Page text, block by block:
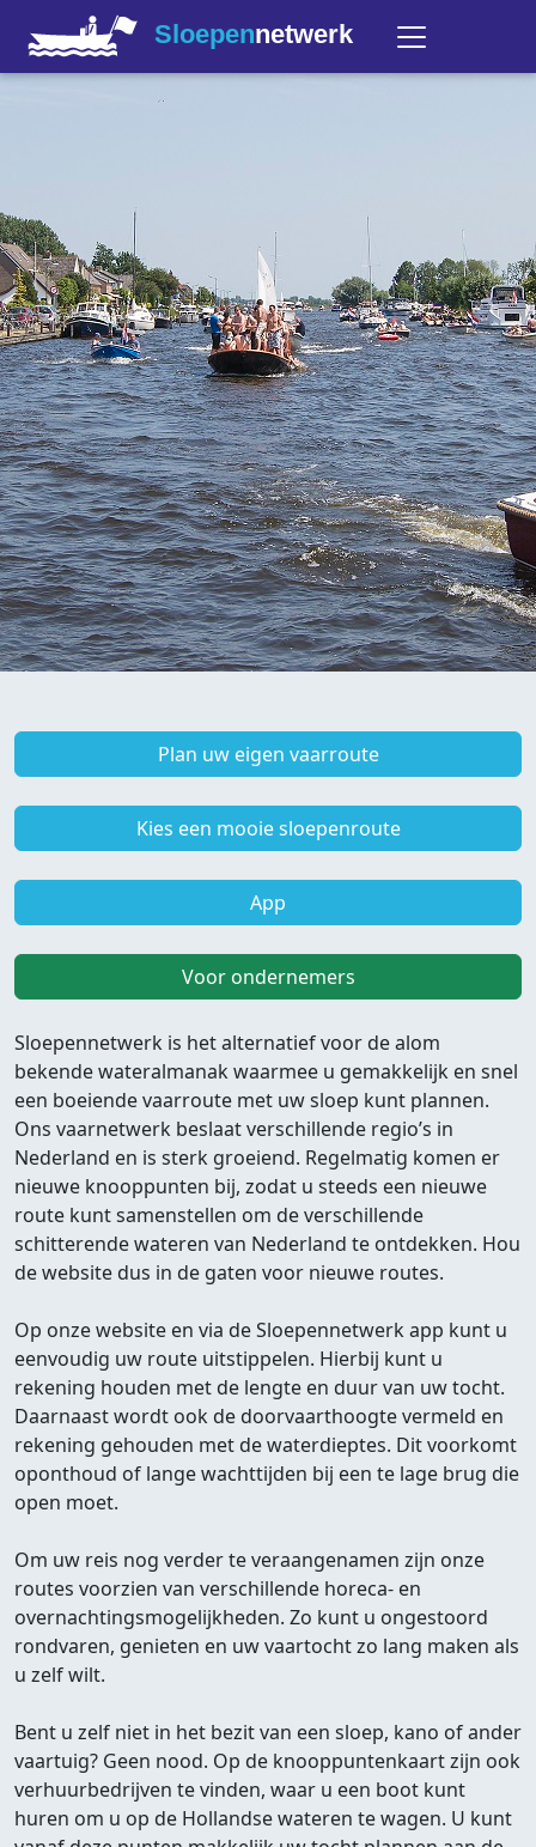
Sloepennetwerk
Plan uw eigen vaarroute
Kies een mooie sloepenroute
App
Voor ondernemers
Sloepennetwerk is het alternatief voor de alom
bekende wateralmanak waarmee u gemakkelijk en snel
een boeiende vaarroute met uw sloep kunt plannen.
Ons vaarnetwerk beslaat verschillende regio’s in
Nederland en is sterk groeiend. Regelmatig komen er
nieuwe knooppunten bij, zodat u steeds een nieuwe
route kunt samenstellen om de verschillende
schitterende wateren van Nederland te ontdekken. Hou
de website dus in de gaten voor nieuwe routes.
Op onze website en via de Sloepennetwerk app kunt u
eenvoudig uw route uitstippelen. Hierbij kunt u
rekening houden met de lengte en duur van uw tocht.
Daarnaast wordt ook de doorvaarthoogte vermeld en
rekening gehouden met de waterdieptes. Dit voorkomt
oponthoud of lange wachttijden bij een te lage brug die
open moet.
Om uw reis nog verder te veraangenamen zijn onze
routes voorzien van verschillende horeca- en
overnachtingsmogelijkheden. Zo kunt u ongestoord
rondvaren, genieten en uw vaartocht zo lang maken als
u zelf wilt.
Bent u zelf niet in het bezit van een sloep, kano of ander
vaartuig? Geen nood. Op de knooppuntenkaart zijn ook
verhuurbedrijven te vinden, waar u een boot kunt
huren om u op de Hollandse wateren te wagen. U kunt